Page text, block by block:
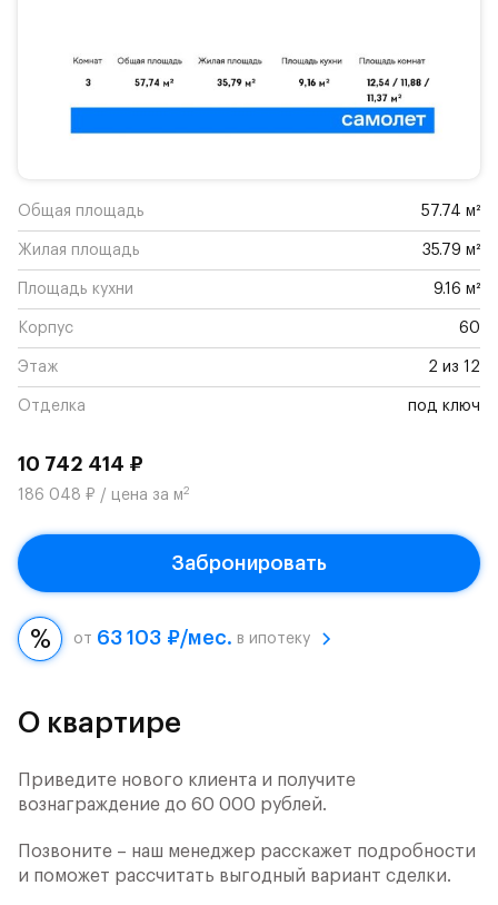
Общая площадь 57.74 м²
Жилая площадь 35.79 м²
Площадь кухни 9.16 м²
Корпус 60
Этаж 2 из 12
Отделка под ключ
10 742 414 ₽
186 048 ₽ / цена за м2
Забронировать
от 63 103 ₽/мес. в ипотеку
О квартире
Приведите нового клиента и получите
вознаграждение до 60 000 рублей.
Позвоните – наш менеджер расскажет подробности
и поможет рассчитать выгодный вариант сделки.